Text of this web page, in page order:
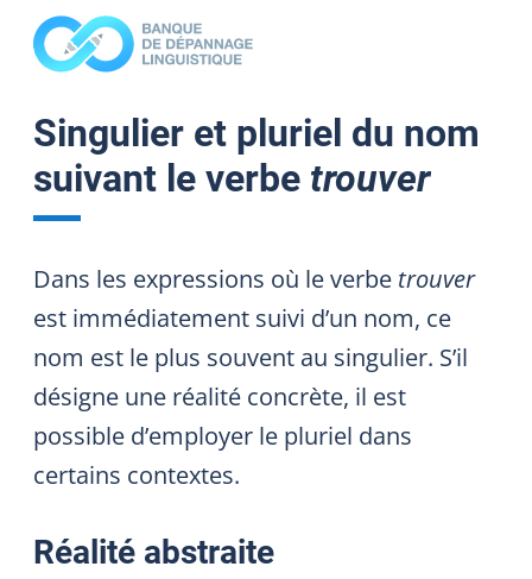
Singulier et pluriel du nom
suivant le verbe trouver
Dans les expressions où le verbe trouver
est immédiatement suivi d’un nom, ce
nom est le plus souvent au singulier. S’il
désigne une réalité concrète, il est
possible d’employer le pluriel dans
certains contextes.
Réalité abstraite